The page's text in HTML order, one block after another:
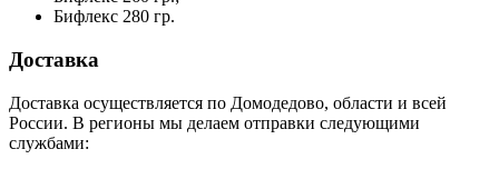
Бифлекс 280 гр.
Доставка
Доставка осуществляется по Домодедово, области и всей
России. В регионы мы делаем отправки следующими
службами: